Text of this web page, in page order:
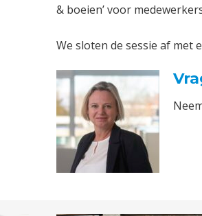
& boeien’ voor
We sloten de sessie af met